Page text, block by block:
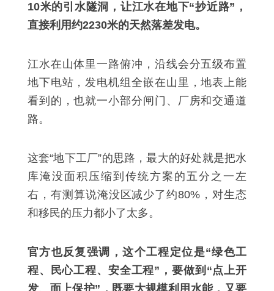
10米的引水隧洞，让江水在地下“抄近路”，
直接利用约2230米的天然落差发电。
江水在山体里一路俯冲，沿线会分五级布置
地下电站，发电机组全嵌在山里，地表上能
看到的，也就一小部分闸门、厂房和交通道
路。
这套“地下工厂”的思路，最大的好处就是把水
库淹没面积压缩到传统方案的五分之一左
右，有测算说淹没区减少了约80%，对生态
和移民的压力都小了太多。
官方也反复强调，这个工程定位是“绿色工
程、民心工程、安全工程”，要做到“点上开